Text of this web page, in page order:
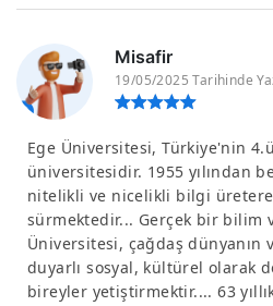
Misafir
19/05/2025 Tarihinde
Ege Üniversitesi, Türkiye'nin
üniversitesidir. 1955 yılından
nitelikli ve nicelikli bilgi
sürmektedir... Gerçek bir bilim
Üniversitesi, çağdaş
duyarlı sosyal, kültürel olarak
bireyler yetiştirmektir.... 63